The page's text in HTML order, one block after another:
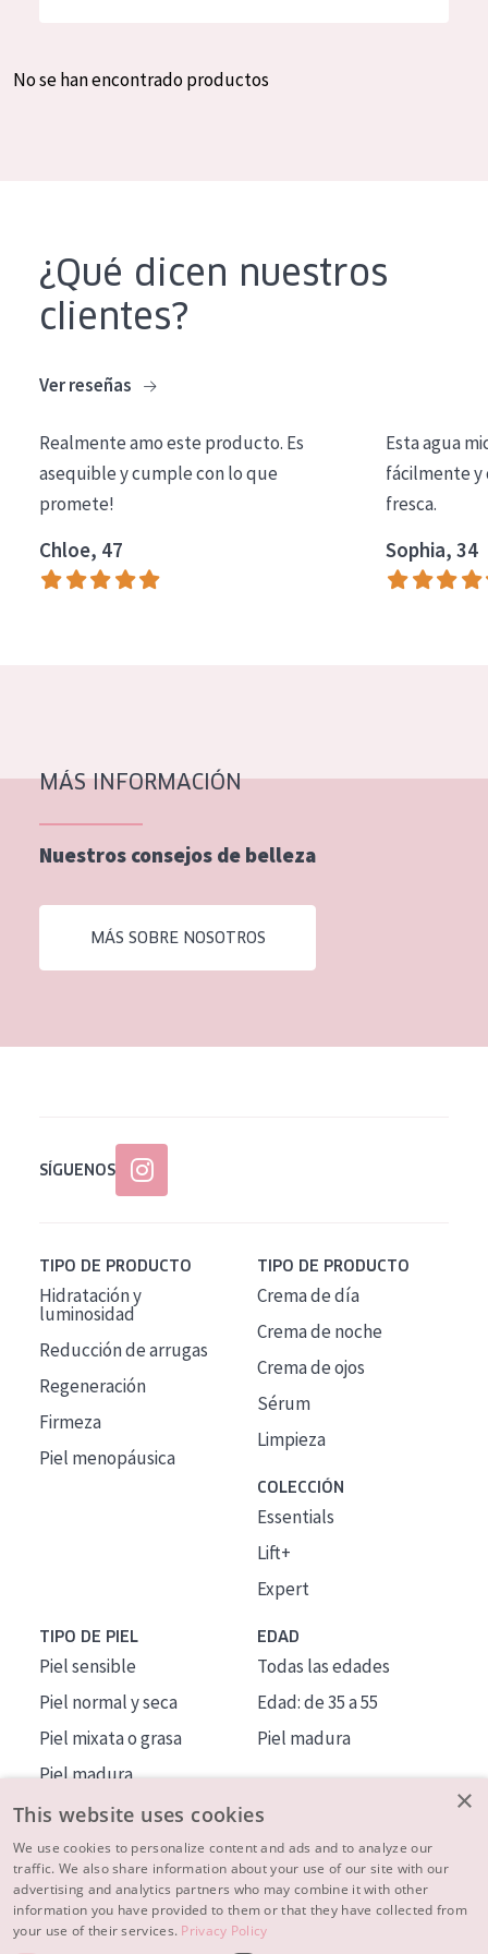
Crema de día
Crema de noche
Limpieza
COLECCIÓN
Essentials
Lift+
Piel normal y seca
Piel mixata o grasa
Piel madura
Piel expuesta al sol
Piel menopáusica
Todas las edades
Spanish
No se han encontrado productos
¿Qué dicen nuestros
clientes?
Ver reseñas
Realmente amo este producto. Es
asequible y cumple con lo que
promete!
Chloe, 47
Esta agua
fácilmente y
fresca.
Sophia, 34
MÁS INFORMACIÓN
Nuestros consejos de belleza
MÁS SOBRE NOSOTROS
SÍGUENOS
TIPO DE PRODUCTO
Hidratación y
luminosidad
Reducción de arrugas
Regeneración
Firmeza
Piel menopáusica
TIPO DE PRODUCTO
Crema de día
Crema de noche
Crema de ojos
Sérum
Limpieza
COLECCIÓN
Essentials
Lift+
Expert
TIPO DE PIEL
Piel sensible
Piel normal y seca
Piel mixata o grasa
Piel madura
Piel expuesta al sol
Piel menopáusica
EDAD
Todas las edades
Edad: de 35 a 55
Piel madura
MÁS SOBRE NOSOTROS
INSPIRACIÓN
×
This website uses cookies
We use cookies to personalize content and ads and to analyze our
traffic. We also share information about your use of our site with our
advertising and analytics partners who may combine it with other
information you have provided to them or that they have collected from
your use of their services. Privacy Policy